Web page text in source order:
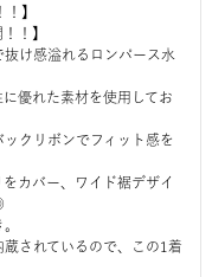
】
！】
抜け感溢れるロンパース水
優れた素材を使用してお
クリボンでフィット感を
カバー、ワイド裾デザイ
蔵されているので、この1着